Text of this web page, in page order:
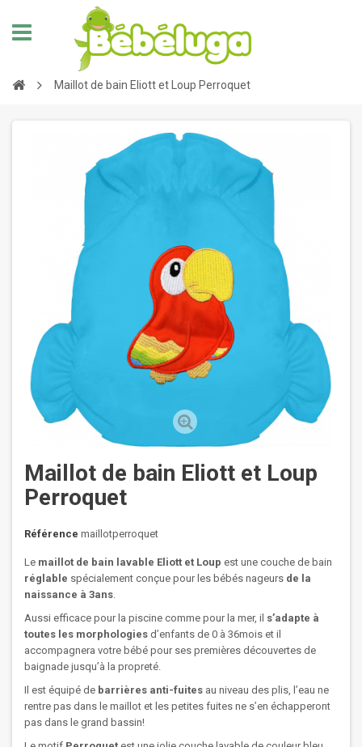
Maillot de bain Eliott et Loup Perroquet
Maillot de bain Eliott et Loup
Perroquet
Référence maillotperroquet
Le maillot de bain lavable Eliott et Loup est une couche de bain
réglable spécialement conçue pour les bébés nageurs de la
naissance à 3ans.
Aussi efficace pour la piscine comme pour la mer, il s’adapte à
toutes les morphologies d’enfants de 0 à 36mois et il
accompagnera votre bébé pour ses premières découvertes de
baignade jusqu’à la propreté.
Il est équipé de barrières anti-fuites au niveau des plis, l’eau ne
rentre pas dans le maillot et les petites fuites ne s’en échapperont
pas dans le grand bassin!